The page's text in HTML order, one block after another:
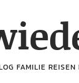
FAMILIE